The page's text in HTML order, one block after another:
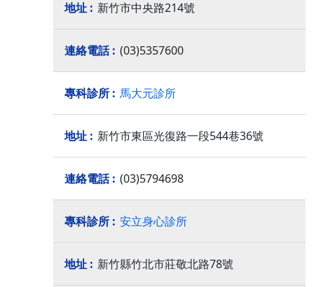
新竹市中央路214號
(03)5357600
馬大元診所
新竹市東區光復路一段544巷36號
(03)5794698
安立身心診所
新竹縣竹北市莊敬北路78號